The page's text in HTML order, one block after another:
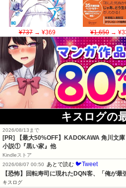
¥737→ ¥369 ¥1,650→
キスログの
2026/08/13まで
[PR] 【最大50%OFF】KADOKAWA 角川文
小説①『黒い家』他
Kindleストア
2026/08/07 00:50
あとで読む 🐦Tweet
【恐怖】回転寿司に現れたDQN客、「俺が
キスログ